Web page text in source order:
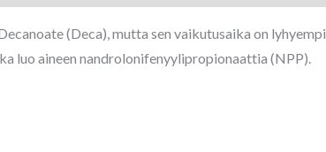
(Deca), mutta sen vaikutusaika on lyhyempi.
luo aineen nandrolonifenyylipropionaattia (NPP).